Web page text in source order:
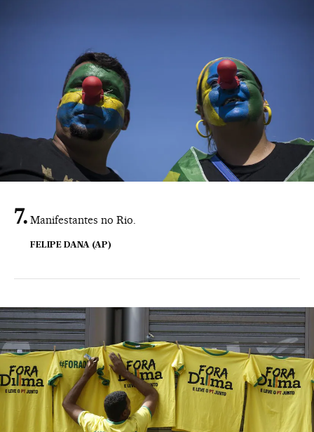
Manifestantes no Rio.
FELIPE DANA (AP)